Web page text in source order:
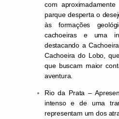
com
parque desperta o
às formações
cachoeiras e uma
destacando a
Cachoeira do Lobo,
que buscam maior
aventura.
Rio da Prata –
intenso e de uma
representam um dos